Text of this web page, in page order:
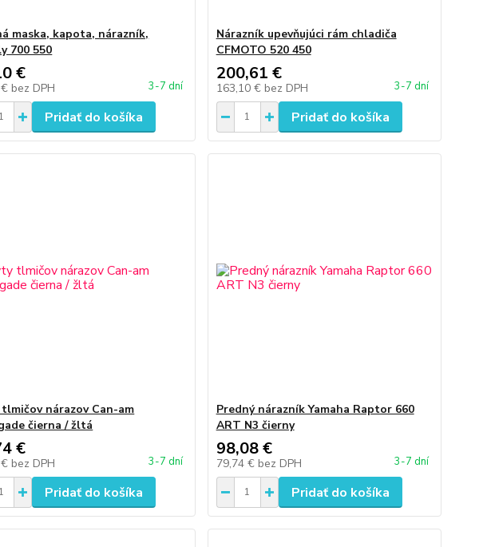
maska, kapota, nárazník,
700 550
€
bez DPH 3-7 dní
Pridať do košíka
Nárazník upevňujúci rám chladiča
CFMOTO 520 450
200,61 €
163,10 € bez DPH 3-7 dní
Pridať do košíka
nárazov Can-am
čierna / žltá
€
bez DPH 3-7 dní
Pridať do košíka
Predný nárazník Yamaha Raptor 660
ART N3 čierny
98,08 €
79,74 € bez DPH 3-7 dní
Pridať do košíka